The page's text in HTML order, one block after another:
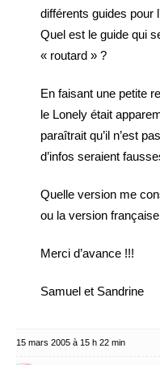
différents guides pour
Quel est le guide qui
« routard » ?
En faisant une petite
le Lonely était
paraîtrait qu’il n’est
d’infos seraient
Quelle version me
ou la version
Merci d’avance !!!
Samuel et Sandrine
15 mars 2005 à 15 h 22 min